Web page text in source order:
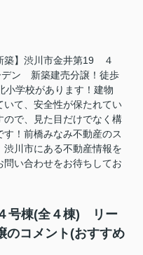
築】渋川市金井第19 ４
ン 新築建売分譲！徒歩
小学校があります！建物
て、安全性が保たれてい
ので、見た目だけでなく構
！前橋みなみ不動産のス
渋川市にある不動産情報を
い合わせをお待ちしてお
号棟(全４棟) リー
コメント(おすすめ